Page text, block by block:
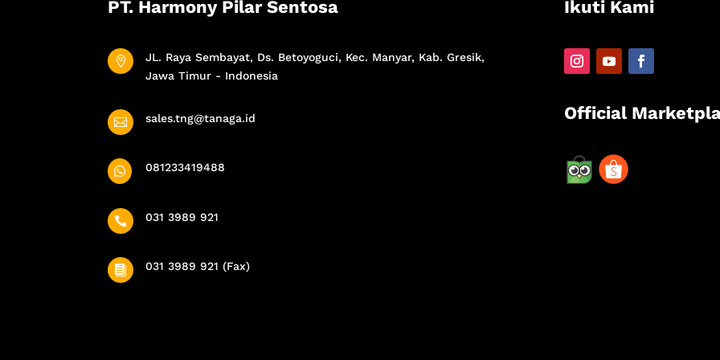
PT. Harmony Pilar Sentosa

JL. Raya Sembayat, Ds. Betoyoguci, Kec. Manyar, Kab. Gresik,
Jawa Timur - Indonesia
 sales.tng@tanaga.id
 081233419488
 031 3989 921
 031 3989 921 (Fax)
Ikuti Kami
Official